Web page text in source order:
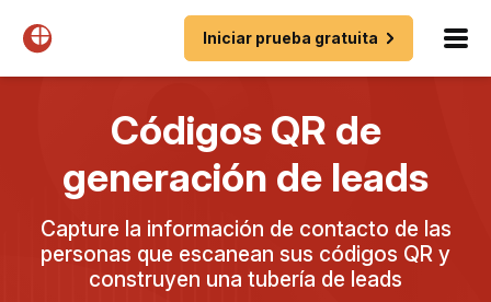
Iniciar prueba gratuita
Códigos QR de
generación de leads
Capture la información de contacto de las
personas que escanean sus códigos QR y
construyen una tubería de leads